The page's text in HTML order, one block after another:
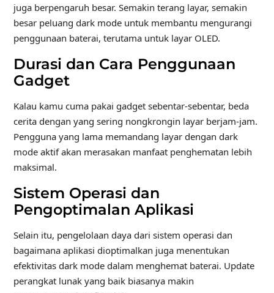
juga berpengaruh besar. Semakin terang layar, semakin
besar peluang dark mode untuk membantu mengurangi
penggunaan baterai, terutama untuk layar OLED.
Durasi dan Cara Penggunaan
Gadget
Kalau kamu cuma pakai gadget sebentar-sebentar, beda
cerita dengan yang sering nongkrongin layar berjam-jam.
Pengguna yang lama memandang layar dengan dark
mode aktif akan merasakan manfaat penghematan lebih
maksimal.
Sistem Operasi dan
Pengoptimalan Aplikasi
Selain itu, pengelolaan daya dari sistem operasi dan
bagaimana aplikasi dioptimalkan juga menentukan
efektivitas dark mode dalam menghemat baterai. Update
perangkat lunak yang baik biasanya makin